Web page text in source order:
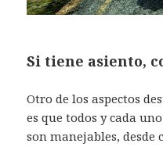
Si tiene asiento,
Otro de los aspectos
es que todos y cada
son manejables, desde